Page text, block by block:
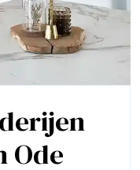
Ode